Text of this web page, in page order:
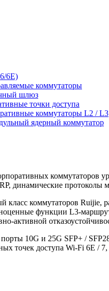
6E)
коммутаторы
шлюз
точки доступа
коммутаторы L2 / L3
ядерный коммутатор
коммутаторов
динамические протоколы
класс коммутаторов Ruijie,
функции L3-
активной
10G и 25G SFP+ /
точек доступа Wi-Fi 6E /